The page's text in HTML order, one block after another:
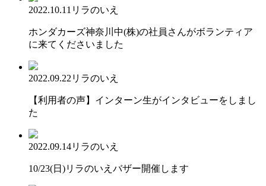
2022.10.11 リラのいえ
ホンダカーズ神奈川中(株)の社員さんがボランティア
に来てくださいました
2022.09.22 リラのいえ
【利用者の声】インターン生がインタビューをしまし
た
2022.09.14リラのいえ
10/23(日)リラのいえバザー開催します